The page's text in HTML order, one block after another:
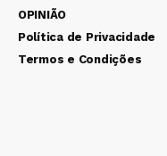
OPINIÃO
Política de Privacidade
Termos e Condições